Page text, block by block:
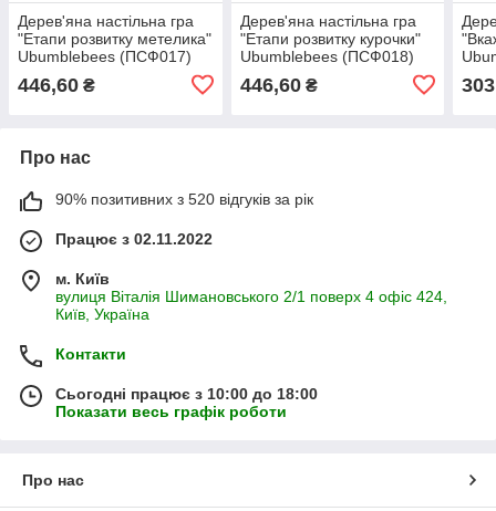
Дерев'яна настільна гра
"Етапи розвитку метелика"
Ubumblebees (ПСФ017)
446,60 ₴
Дерев'яна настільна гра
"Етапи розвитку курочки"
Ubumblebees (ПСФ018)
446,60₴
Про нас
90% позитивних з 520 відгуків за рік
Працює з 02.11.2022
м. Київ
вулиця Віталія Шимановського 2/1 поверх 4 офіс 424,
Київ, Україна
Контакти
Сьогодні працює з 10:00 до 18:00
Показати весь графік роботи
Про нас